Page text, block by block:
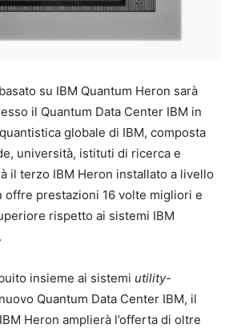
su IBM Quantum Heron sarà
il Quantum Data Center IBM in
globale di IBM, composta
università, istituti di ricerca e
il terzo IBM Heron installato a livello
offre prestazioni 16 volte migliori e
rispetto ai sistemi IBM
insieme ai sistemi utility-
Quantum Data Center IBM, il
Heron amplierà l’offerta di oltre